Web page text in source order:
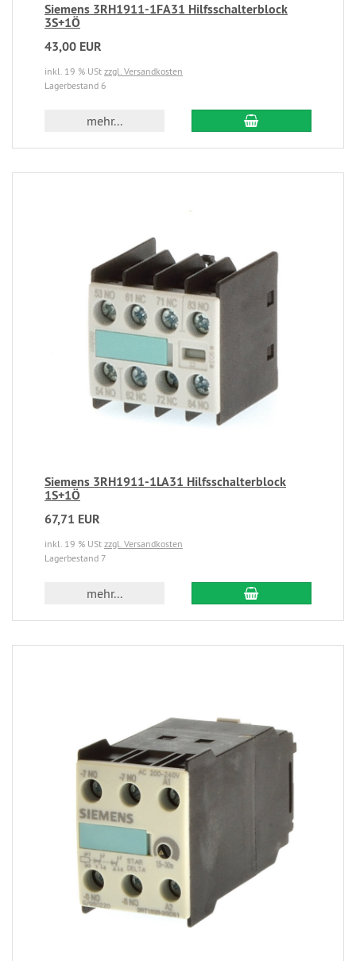
Siemens 3RH1911-1FA31 Hilfsschalterblock
3S+1Ö
43,00 EUR
inkl. 19 % USt zzgl. Versandkosten
Lagerbestand 6
mehr...
Siemens 3RH1911-1LA31 Hilfsschalterblock
1S+1Ö
67,71 EUR
inkl. 19 % USt zzgl. Versandkosten
Lagerbestand 7
mehr...